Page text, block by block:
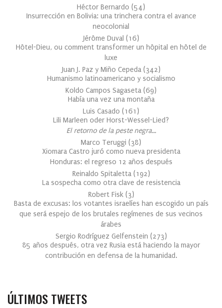
Héctor Bernardo (54)
Insurrección en Bolivia: una trinchera contra el avance
neocolonial
Jérôme Duval (16)
Hôtel-Dieu, ou comment transformer un hôpital en hôtel de
luxe
Juan J. Paz y Miño Cepeda (342)
Humanismo latinoamericano y socialismo
Koldo Campos Sagaseta (69)
Había una vez una montaña
Luis Casado (161 )
Lili Marleen oder Horst-Wessel-Lied?
El retorno de la peste negra…
Marco Teruggi (38)
Xiomara Castro juró como nueva presidenta
Honduras: el regreso 12 años después
Reinaldo Spitaletta (192)
La sospecha como otra clave de resistencia
Robert Fisk (3)
Basta de excusas: los votantes israelíes han escogido un país
que será espejo de los brutales regímenes de sus vecinos
árabes
Sergio Rodríguez Gelfenstein (273)
85 años después, otra vez Rusia está haciendo la mayor
contribución en defensa de la humanidad.
ÚLTIMOS TWEETS